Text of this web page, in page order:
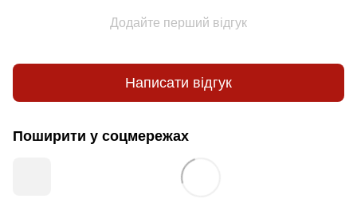
Додайте перший відгук
Написати відгук
Поширити у соцмережах